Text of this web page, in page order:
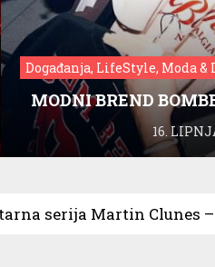
Događanja, LifeStyle, Moda
MODNI BREND
16.
serija Martin Clunes